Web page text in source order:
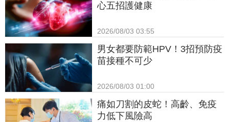
心五招護健康
2026/08/03 03:55
男女都要防範HPV！3招預防疫
苗接種不可少
2026/08/03 01:00
痛如刀割的皮蛇！高齡、免疫
力低下風險高